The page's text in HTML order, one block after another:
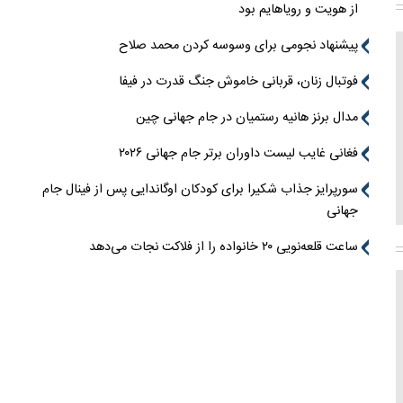
از هویت و رویاهایم بود
پیشنهاد نجومی برای وسوسه کردن محمد صلاح
فوتبال زنان، قربانی خاموش جنگ قدرت در فیفا
مدال برنز هانیه رستمیان در جام جهانی چین
فغانی غایب لیست داوران برتر جام جهانی ۲۰۲۶
سورپرایز جذاب شکیرا برای کودکان اوگاندایی پس از فینال جام
جهانی
ساعت قلعه‌نویی ۲۰ خانواده را از فلاکت نجات می‌دهد